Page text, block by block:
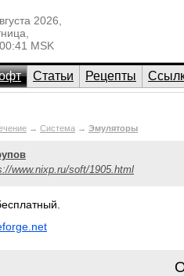
2026,
MSK
Статьи Рецепты
→ Система → Эмуляторы
www.nixp.ru/soft/1905.html